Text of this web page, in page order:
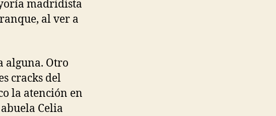
madridista
al ver a
alguna. Otro
cracks del
la atención en
Celia